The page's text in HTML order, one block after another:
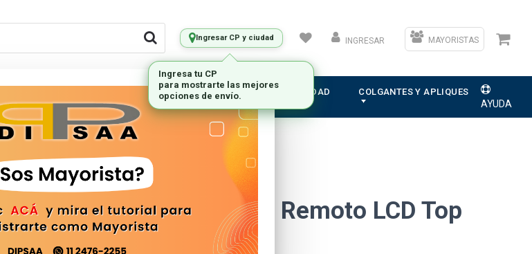
Ingresar CP y ciudad INGRESAR MAYORISTAS
ELECTRODOMESTICOS
ILUMINACION ELECTRICIDAD COLGANTES Y APLIQUES
AYUDA
(LCD-428) Control Remoto LCD Top
House
Ingresa tu CP
para mostrarte las mejores
opciones de envío.